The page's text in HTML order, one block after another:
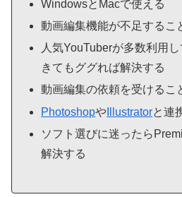
WindowsとMacで使える
動画編集機能が不足するこ
人気YouTuberが多数利用
きてもググれば解決する
動画編集の依頼を受けるこ
Photoshopや Illustratorと連
ソフト選びに迷ったら
解決する